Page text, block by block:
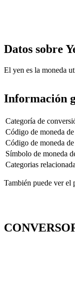
Datos sobre
El yen es la moneda
Información
Categoría de
Código de moneda
Código de moneda
Símbolo de moneda
Categorias
También puede ver el